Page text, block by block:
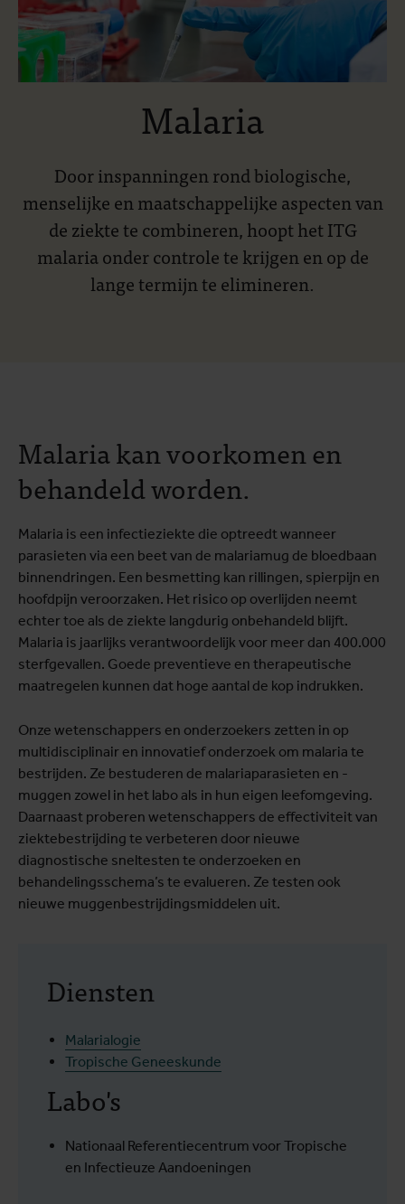
Malaria
Door inspanningen rond biologische,
menselijke en maatschappelijke aspecten van
de ziekte te combineren, hoopt het ITG
malaria onder controle te krijgen en op de
lange termijn te elimineren.
Malaria kan voorkomen en
behandeld worden.
Malaria is een infectieziekte die optreedt wanneer
parasieten via een beet van de malariamug de bloedbaan
binnendringen. Een besmetting kan rillingen, spierpijn en
hoofdpijn veroorzaken. Het risico op overlijden neemt
echter toe als de ziekte langdurig onbehandeld blijft.
Malaria is jaarlijks verantwoordelijk voor meer dan 400.000
sterfgevallen. Goede preventieve en therapeutische
maatregelen kunnen dat hoge aantal de kop indrukken.
Onze wetenschappers en onderzoekers zetten in op
multidisciplinair en innovatief onderzoek om malaria te
bestrijden. Ze bestuderen de malariaparasieten en -
muggen zowel in het labo als in hun eigen leefomgeving.
Daarnaast proberen wetenschappers de effectiviteit van
ziektebestrijding te verbeteren door nieuwe
diagnostische sneltesten te onderzoeken en
behandelingsschema’s te evalueren. Ze testen ook
nieuwe muggenbestrijdingsmiddelen uit.
Diensten
Malarialogie
Tropische Geneeskunde
Labo's
Nationaal Referentiecentrum voor Tropische
en Infectieuze Aandoeningen